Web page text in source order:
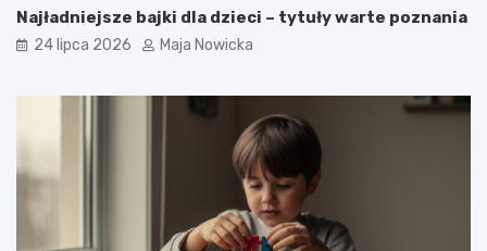
Najładniejsze bajki dla dzieci – tytuły warte poznania
24 lipca 2026 Maja Nowicka